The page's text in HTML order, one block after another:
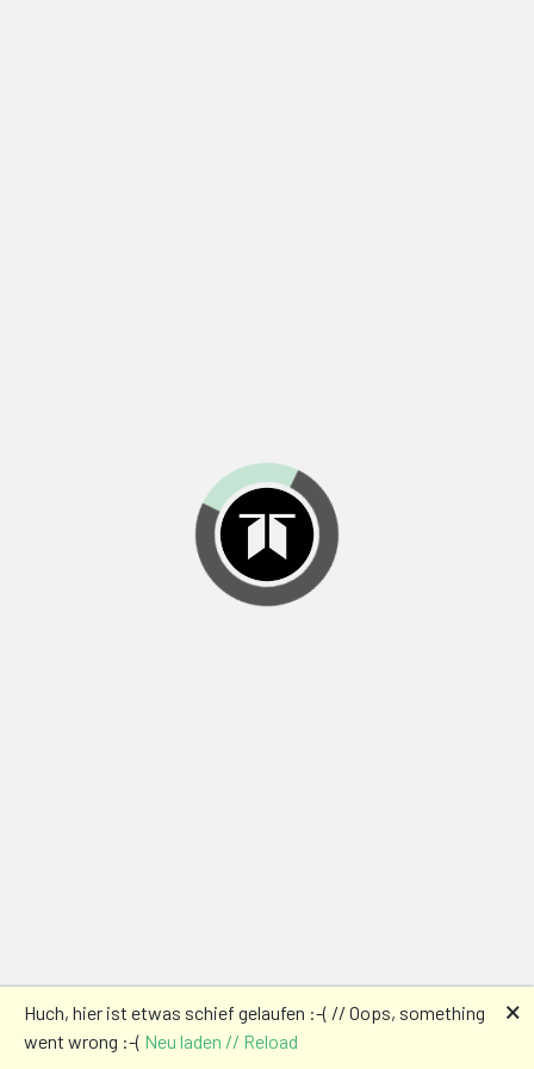
Huch, hier ist etwas schief gelaufen :-( // Oops, something
went wrong :-( Neu laden // Reload
🗙